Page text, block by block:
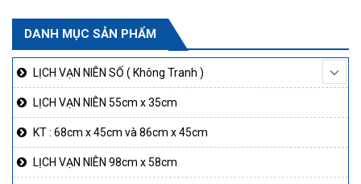
DANH MỤC SẢN PHẨM
LỊCH VẠN NIÊN SỐ ( Không Tranh )
LỊCH VẠN NIÊN 55cm x 35cm
KT : 68cm x 45cm và 86cm x 45cm
LỊCH VẠN NIÊN 98cm x 58cm